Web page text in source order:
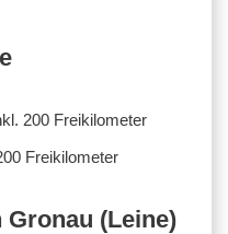
200 Freikilometer
Freikilometer
(Leine)